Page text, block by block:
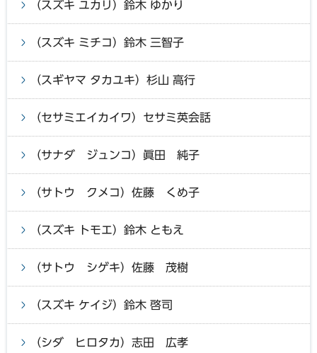
（スズキ ユカリ）鈴木 ゆかり
（スズキ ミチコ）鈴木 三智子
（スギヤマ タカユキ）杉山 高行
（セサミエイカイワ）セサミ英会話
（サナダ ジュンコ）眞田 純子
（サトウ クメコ）佐藤 くめ子
（スズキ トモエ）鈴木 ともえ
（サトウ シゲキ）佐藤 茂樹
（スズキ ケイジ）鈴木 啓司
（シダ ヒロタカ）志田 広孝